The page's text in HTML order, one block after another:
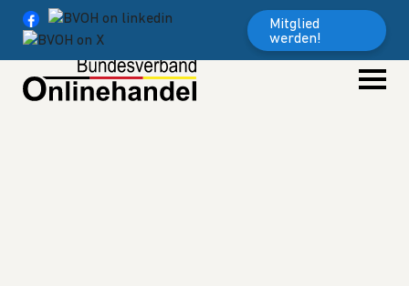
Weiter zum Inhalt
Mitglied
werden!